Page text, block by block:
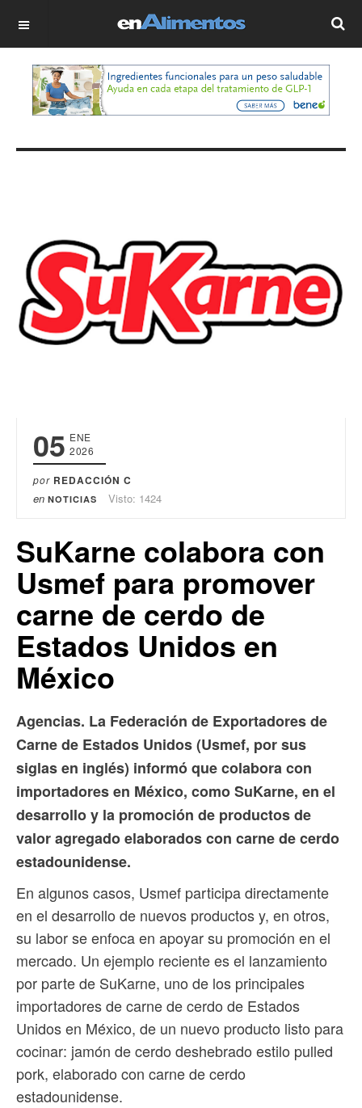
OFF CANVAS
05 ENE
2026
por REDACCIÓN C
en NOTICIAS Visto: 1424
SuKarne colabora con
Usmef para promover
carne de cerdo de
Estados Unidos en
México
Agencias. La Federación de Exportadores de
Carne de Estados Unidos (Usmef, por sus
siglas en inglés) informó que colabora con
importadores en México, como SuKarne, en el
desarrollo y la promoción de productos de
valor agregado elaborados con carne de cerdo
estadounidense.
En algunos casos, Usmef participa directamente
en el desarrollo de nuevos productos y, en otros,
su labor se enfoca en apoyar su promoción en el
mercado. Un ejemplo reciente es el lanzamiento
por parte de SuKarne, uno de los principales
importadores de carne de cerdo de Estados
Unidos en México, de un nuevo producto listo para
cocinar: jamón de cerdo deshebrado estilo pulled
pork, elaborado con carne de cerdo
estadounidense.